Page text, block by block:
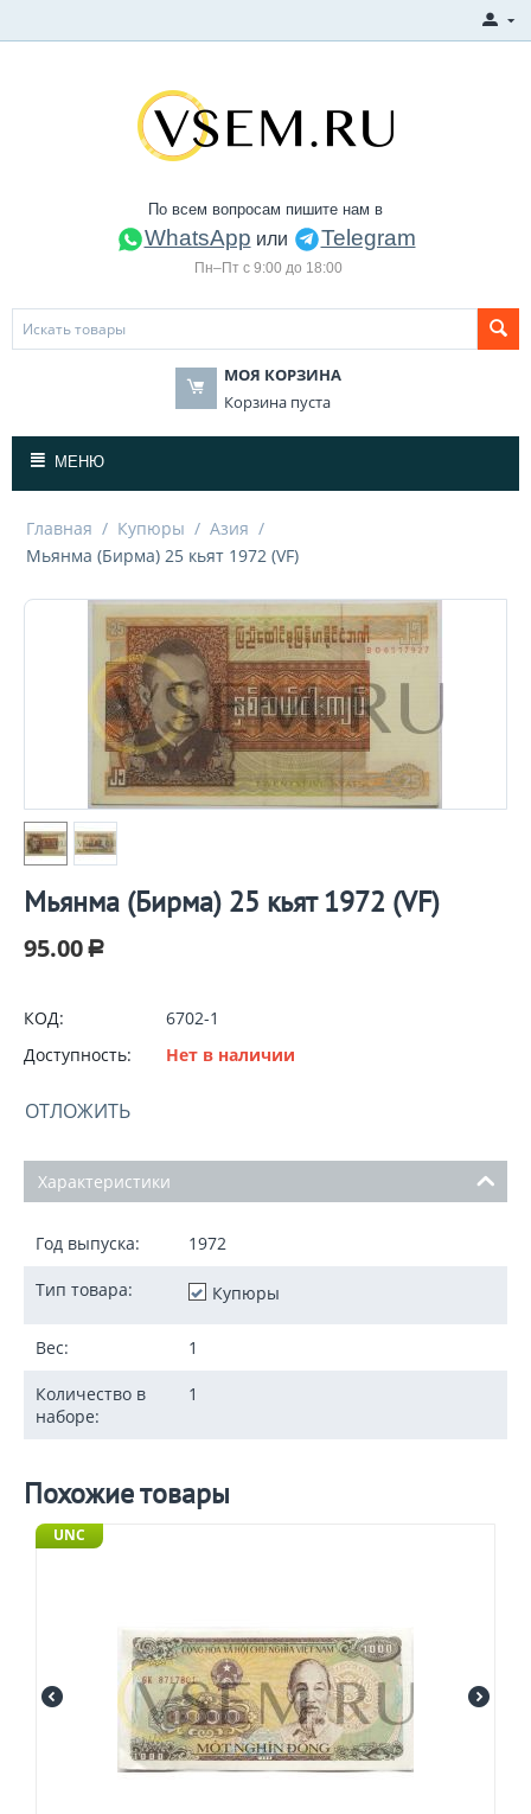
По всем вопросам пишите нам в
WhatsApp или Telegram
Пн–Пт с 9:00 до 18:00
МОЯ КОРЗИНА
Корзина пуста
МЕНЮ
Главная / Купюры / Азия /
Мьянма (Бирма) 25 кьят 1972 (VF)
Мьянма (Бирма) 25 кьят 1972 (VF)
95.00 Р
КОД:
6702-1
Доступность:
Нет в наличии
ОТЛОЖИТЬ
Характеристики
Год выпуска: 1972
Тип товара: Купюры
Вес: 1
Количество в
наборе:
1
Похожие товары
UNC